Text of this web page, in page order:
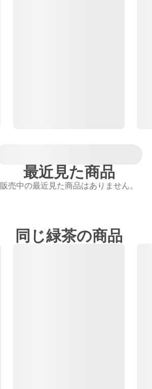
最近見た商品
販売中の最近見た商品はありません。
同じ緑茶の商品